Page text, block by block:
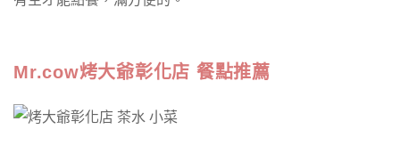
Mr.cow烤大爺彰化店 餐點推薦